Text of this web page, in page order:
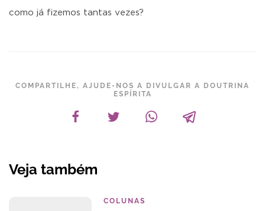
como já fizemos tantas vezes?
COMPARTILHE, AJUDE-NOS A DIVULGAR A DOUTRINA
ESPÍRITA
Veja também
COLUNAS